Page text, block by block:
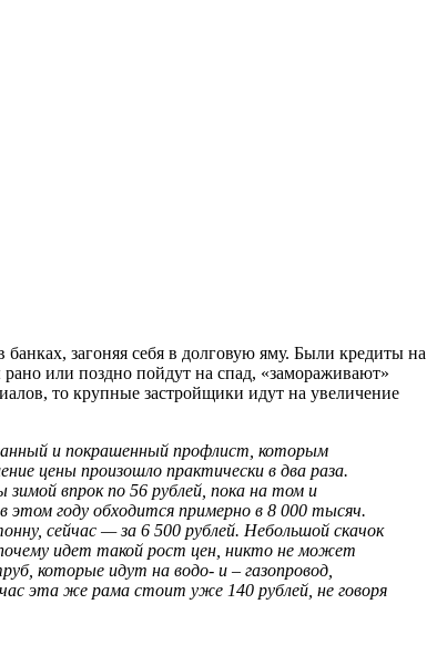
загоняя себя в долговую яму. Были кредиты на
или поздно пойдут на спад, «замораживают»
то крупные застройщики идут на увеличение
и покрашенный профлист, которым
цены произошло практически в два раза.
впрок по 56 рублей, пока на том и
году обходится примерно в 8 000 тысяч.
сейчас — за 6 500 рублей. Небольшой скачок
идет такой рост цен, никто не может
которые идут на водо- и – газопровод,
эта же рама стоит уже 140 рублей, не говоря